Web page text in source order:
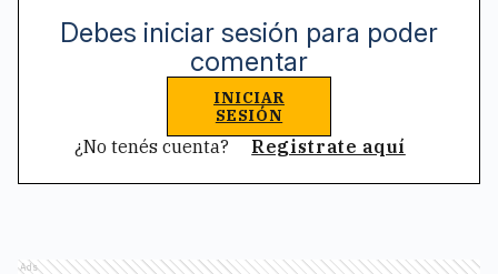
Debes iniciar sesión para poder
comentar
INICIAR
SESIÓN
¿No tenés cuenta? Registrate aquí
Ads